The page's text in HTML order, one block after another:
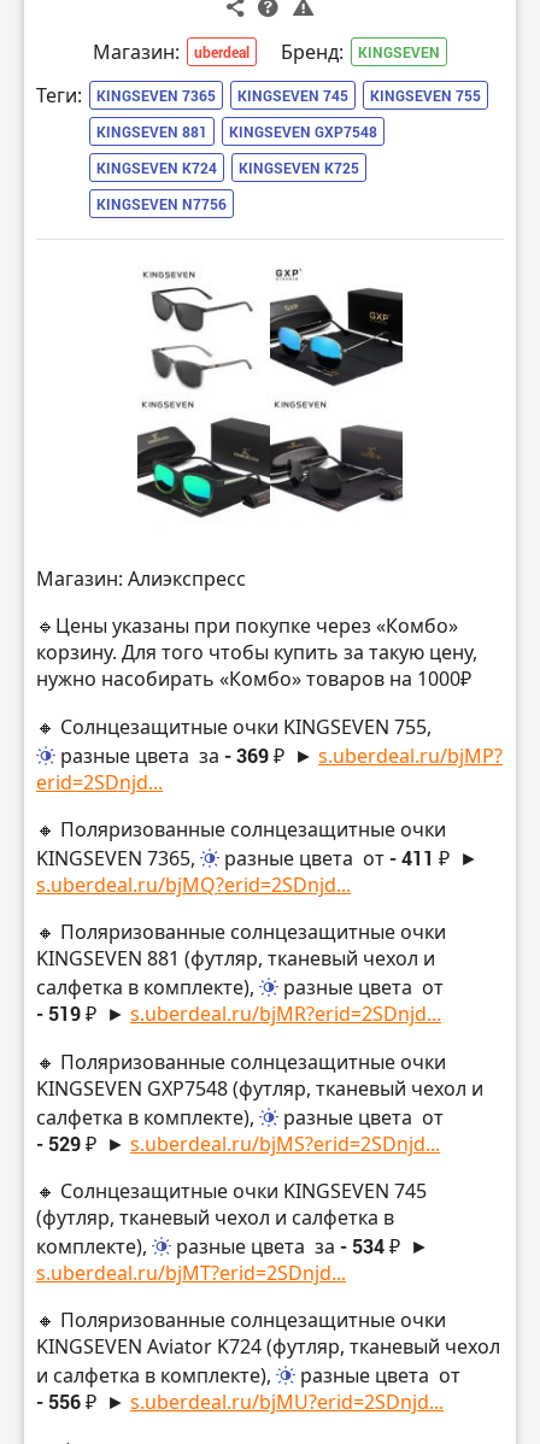
Магазин: uberdeal Бренд: KINGSEVEN
Теги: KINGSEVEN 7365 KINGSEVEN 745
KINGSEVEN 755
KINGSEVEN 881
KINGSEVEN GXP7548
KINGSEVEN K724
KINGSEVEN K725
KINGSEVEN N7756
Магазин: Алиэкспресс
🔹Цены указаны при покупке через «Комбо»
корзину. Для того чтобы купить за такую цену,
нужно насобирать «Комбо» товаров на 1000₽
🔸 Солнцезащитные очки KINGSEVEN 755,
разные цвета за - 369 ₽ ► s.uberdeal.ru/bjMP?
erid=2SDnjd...
🔸 Поляризованные солнцезащитные очки
KINGSEVEN 7365,
разные цвета от- 411 ₽ ►
s.uberdeal.ru/bjMQ?erid=2SDnjd...
🔸 Поляризованные солнцезащитные очки
KINGSEVEN 881 (футляр, тканевый чехол и
салфетка в комплекте),
разные цвета от
- 519 ₽ ► s.uberdeal.ru/bjMR?erid=2SDnjd...
🔸 Поляризованные солнцезащитные очки
KINGSEVEN GXP7548 (футляр, тканевый чехол и
салфетка в комплекте),
разные цвета от
- 529 ₽ ► s.uberdeal.ru/bjMS?erid=2SDnjd...
🔸 Солнцезащитные очки KINGSEVEN 745
(футляр, тканевый чехол и салфетка в
комплекте),
разные цвета за - 534 ₽ ►
s.uberdeal.ru/bjMT?erid=2SDnjd...
🔸 Поляризованные солнцезащитные очки
KINGSEVEN Aviator K724 (футляр, тканевый чехол
и салфетка в комплекте),
разные цвета от
- 556 ₽ ► s.uberdeal.ru/bjMU?erid=2SDnjd...